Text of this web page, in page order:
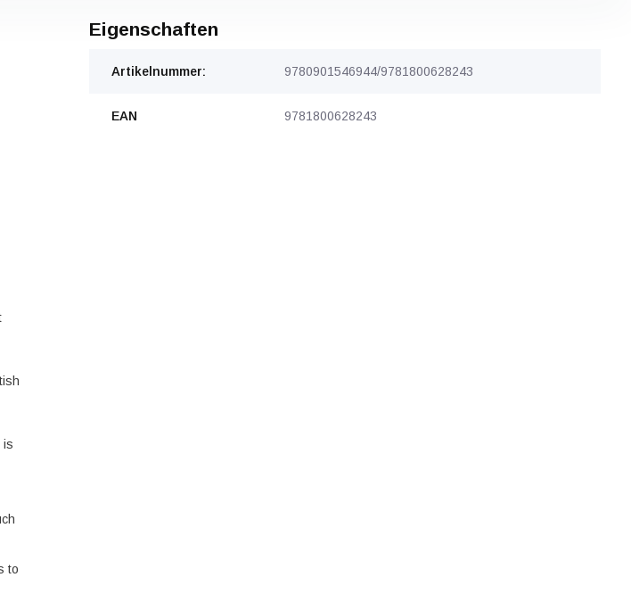
is
to
Eigenschaften
Artikelnummer: 9780901546944/9781800628243
EAN 9781800628243